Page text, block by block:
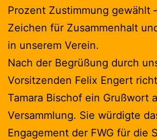
Prozent Zustimmung gewählt
Zeichen für Zusammenhalt
in unserem Verein.
Nach der Begrüßung durch
Vorsitzenden Felix Engert
Tamara Bischof ein Grußwort
Versammlung. Sie würdigte
Engagement der FWG für die